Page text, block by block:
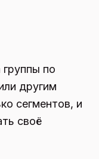
группы по
другим
сегментов, и
своё